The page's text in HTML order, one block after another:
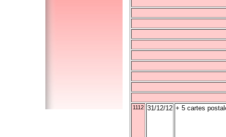
1112 31/12/12 + 5 cartes